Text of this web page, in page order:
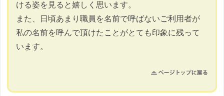
ける姿を見ると嬉しく思います。
また、日頃あまり職員を名前で呼ばないご利用者が
私の名前を呼んで頂けたことがとても印象に残って
います。